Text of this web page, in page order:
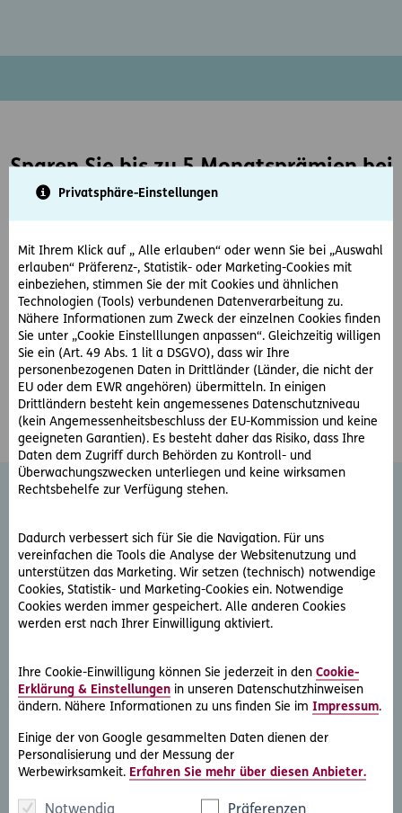
Privatsphäre-Einstellungen
Mit Ihrem Klick auf „ Alle erlauben“ oder wenn Sie bei „Auswahl
erlauben“ Präferenz-, Statistik- oder Marketing-Cookies mit
einbeziehen, stimmen Sie der mit Cookies und ähnlichen
Technologien (Tools) verbundenen Datenverarbeitung zu.
Nähere Informationen zum Zweck der einzelnen Cookies finden
Sie unter „Cookie Einstelllungen anpassen“. Gleichzeitig willigen
Sie ein (Art. 49 Abs. 1 lit a DSGVO), dass wir Ihre
personenbezogenen Daten in Drittländer (Länder, die nicht der
EU oder dem EWR angehören) übermitteln. In einigen
Drittländern besteht kein angemessenes Datenschutzniveau
(kein Angemessenheitsbeschluss der EU-Kommission und keine
geeigneten Garantien). Es besteht daher das Risiko, dass Ihre
Daten dem Zugriff durch Behörden zu Kontroll- und
Überwachungszwecken unterliegen und keine wirksamen
Rechtsbehelfe zur Verfügung stehen.
Dadurch verbessert sich für Sie die Navigation. Für uns
vereinfachen die Tools die Analyse der Websitenutzung und
unterstützen das Marketing. Wir setzen (technisch) notwendige
Cookies, Statistik- und Marketing-Cookies ein. Notwendige
Cookies werden immer gespeichert. Alle anderen Cookies
werden erst nach Ihrer Einwilligung aktiviert.
Ihre Cookie-Einwilligung können Sie jederzeit in den Cookie-
Erklärung & Einstellungen in unseren Datenschutzhinweisen
ändern. Nähere Informationen zu uns finden Sie im Impressum.
Einige der von Google gesammelten Daten dienen der
Personalisierung und der Messung der
Werbewirksamkeit. Erfahren Sie mehr über diesen Anbieter.
Notwendig
Präferenzen
Sparen Sie bis zu 5 Monatsprämien bei
den Blue Weeks für D.A.S. Firmen-
Rechtsschutz.
Unbezahlte Rechnungen, mangelhafte Lieferungen oder
Streitigkeiten mit Arbeitnehmern – solche unerwarteten
Ereignisse sind eine Belastung im Geschäftsalltag. Damit
Sie sich auf das Wesentliche konzentrieren können,
kümmert sich ERGO um die rechtliche Sicherheit. Wir sind
da, um Ihr Unternehmen rechtlich zu schützen sowie Ihre
geschäftlichen und privaten Interessen durchzusetzen.
Überlassen Sie jetzt Ihren Rechtsschutz den Experten und
sparen Sie bis zu 5 Monatsprämien.
Anders als bei vielen ,,Black Friday‘‘ Angeboten erstrecken
sich die Blue Weeks vom24. November 2025
Neuabschlusseiner D.A.S. Firmen-
Rechtsschutzversicherung
5 Monatsprämienabfünf Jahren